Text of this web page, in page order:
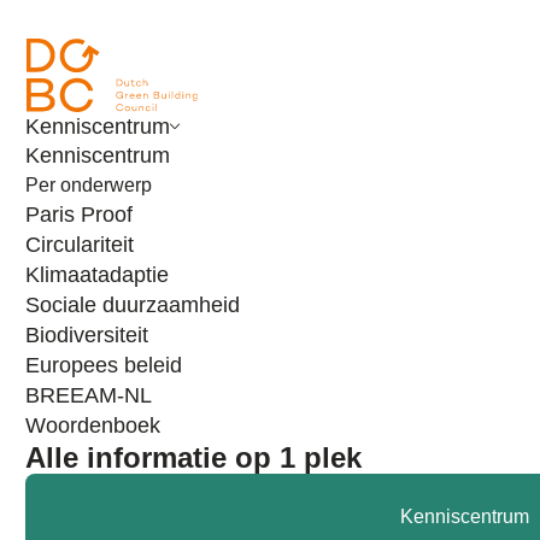
Kenniscentrum
Kenniscentrum
Per onderwerp
Paris Proof
Circulariteit
Klimaatadaptie
Sociale duurzaamheid
Biodiversiteit
Europees beleid
BREEAM-NL
Woordenboek
Alle informatie op 1 plek
Kenniscentrum
Agenda Praktijkmiddag Klimaatadaptatie
Praktijkmiddag
Klimaatadaptatie